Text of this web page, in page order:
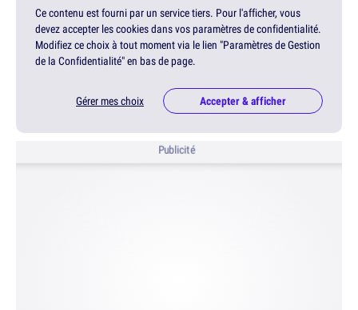
Ce contenu est fourni par un service tiers. Pour l'afficher, vous
devez accepter les cookies dans vos paramètres de confidentialité.
Modifiez ce choix à tout moment via le lien "Paramètres de Gestion
de la Confidentialité" en bas de page.
Gérer mes choix Accepter & afficher
Publicité